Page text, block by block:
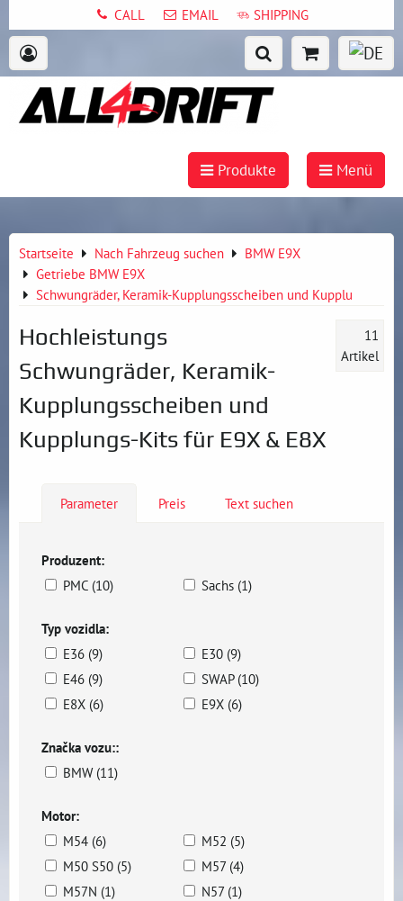
CALL EMAIL SHIPPING
Produkte Menü
Startseite Nach Fahrzeug suchen
BMW E9X
Getriebe BMW E9X
Schwungräder, Keramik-Kupplungsscheiben und Kupplu
Hochleistungs
Schwungräder, Keramik-
Kupplungsscheiben und
Kupplungs-Kits für E9X & E8X
11
Artikel
Parameter Preis Text suchen
Produzent:
PMC (10)
Sachs (1)
Typ vozidla:
E36 (9)
E30 (9)
E46 (9)
SWAP (10)
E8X (6)
E9X (6)
Značka vozu::
BMW (11)
Motor:
M54 (6)
M52 (5)
M50 S50 (5)
M57 (4)
M57N (1)
N57 (1)